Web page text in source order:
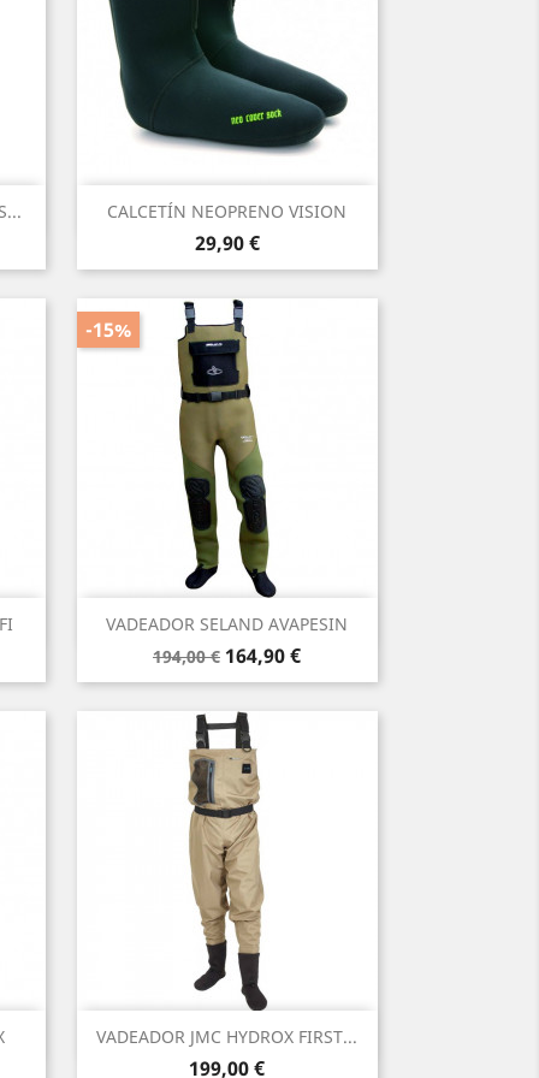
CALCETÍN NEOPRENO VISION
Precio
29,90 €
Vista rápida
VADEADOR SELAND AVAPESIN
Precio
base
194,00 € Precio
164,90 €
-15%
Vista rápida
VADEADOR JMC HYDROX FIRST...
Precio
199,00 €
 Vista rápida